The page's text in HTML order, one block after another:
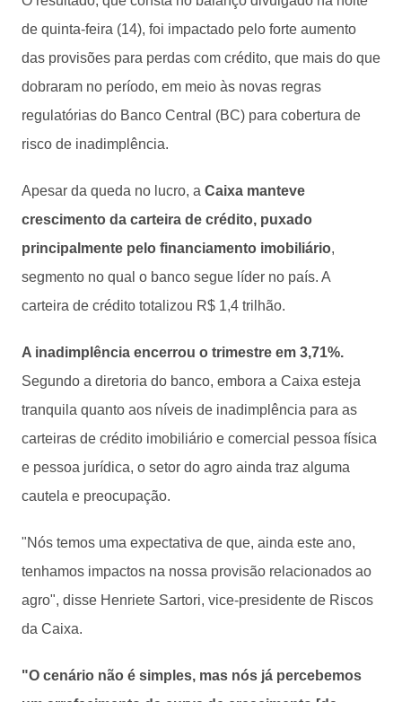
de quinta-feira (14), foi impactado pelo forte aumento
das provisões para perdas com crédito, que mais do que
dobraram no período, em meio às novas regras
regulatórias do Banco Central (BC) para cobertura de
risco de inadimplência.
Apesar da queda no lucro, a Caixa manteve
crescimento da carteira de crédito, puxado
principalmente pelo financiamento imobiliário,
segmento no qual o banco segue líder no país. A
carteira de crédito totalizou R$ 1,4 trilhão.
A inadimplência encerrou o trimestre em 3,71%.
Segundo a diretoria do banco, embora a Caixa esteja
tranquila quanto aos níveis de inadimplência para as
carteiras de crédito imobiliário e comercial pessoa física
e pessoa jurídica, o setor do agro ainda traz alguma
cautela e preocupação.
"Nós temos uma expectativa de que, ainda este ano,
tenhamos impactos na nossa provisão relacionados ao
agro", disse Henriete Sartori, vice-presidente de Riscos
da Caixa.
"O cenário não é simples, mas nós já percebemos